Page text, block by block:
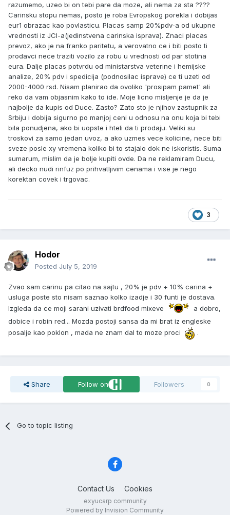
razumemo, uzeo bi on tebi pare da moze, ali nema za sta ????
Carinsku stopu nemas, posto je roba Evropskog porekla i dobijas
eur1 obrazac kao povlasticu. Placas samp 20%pdv-a od ukupne
vrednosti iz JCI-a(jedinstvena carinska isprava). Znaci placas
prevoz, ako je na franko paritetu, a verovatno ce i biti posto ti
prodavci nece traziti vozilo za robu u vrednosti od par stotina
eura. Dalje placas potvrdu od ministarstva veterine i hemijske
analize, 20% pdv i spedicija (podnosilac isprave) ce ti uzeti od
2000-4000 rsd. Nisam planirao da ovoliko 'prosipam pamet' ali
reko da vam objasnim kako to ide. Moje licno misljenje je da je
najbolje da kupis od Duce. Zasto? Zato sto je njihov zastupnik za
Srbiju i dobija sigurno po manjoj ceni u odnosu na onu koja bi tebi
bila ponudjena, ako bi uopste i hteli da ti prodaju. Veliki su
troskovi za samo jedan uvoz, a ako uzmes vece kolicine, nece biti
sveze posle xy vremena koliko bi to stajalo dok ne iskoristis. Suma
sumarum, mislim da je bolje kupiti ovde. Da ne reklamiram Ducu,
ali decko nudi rinfuz po prihvatljivim cenama i vise je nego
korektan covek i trgovac.
3
Hodor
Posted July 5, 2019
Zvao sam carinu pa citao na sajtu , 20% je pdv + 10% carina +
usluga poste sto nisam saznao kolko izadje i 30 funti je dostava.
Izgleda da ce moji sarani uzivati brdfood mixeve
a dobro,
dobice i robin red... Mozda postoji sansa da mi brat iz engleske
posalje kao poklon , mada ne znam dal to moze proci
.
Share Follow on Followers 0
Go to topic listing
Contact Us Cookies
exyucarp community
Powered by Invision Community